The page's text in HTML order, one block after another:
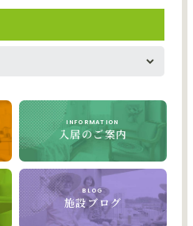
INFORMATION
入居のご案内
BLOG
施設ブログ